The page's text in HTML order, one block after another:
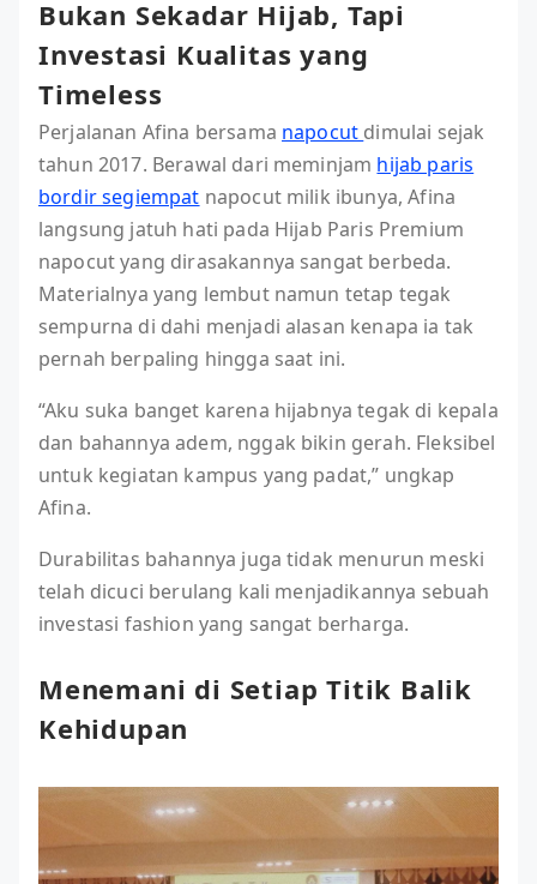
Bukan Sekadar Hijab, Tapi
Investasi Kualitas yang
Timeless
Perjalanan Afina bersama napocut dimulai sejak
tahun 2017. Berawal dari meminjam hijab paris
bordir segiempat napocut milik ibunya, Afina
langsung jatuh hati pada Hijab Paris Premium
napocut yang dirasakannya sangat berbeda.
Materialnya yang lembut namun tetap tegak
sempurna di dahi menjadi alasan kenapa ia tak
pernah berpaling hingga saat ini.
“Aku suka banget karena hijabnya tegak di kepala
dan bahannya adem, nggak bikin gerah. Fleksibel
untuk kegiatan kampus yang padat,” ungkap
Afina.
Durabilitas bahannya juga tidak menurun meski
telah dicuci berulang kali menjadikannya sebuah
investasi fashion yang sangat berharga.
Menemani di Setiap Titik Balik
Kehidupan